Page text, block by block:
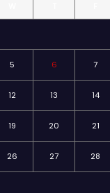
5 6 7
12 13 14
19 20 21
26 27 28